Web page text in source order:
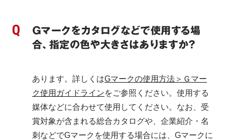
Ｇマークをカタログなどで使用する場
合、指定の色や大きさはありますか？
あります。詳しくはGマークの使用方法＞Ｇマー
ク使用ガイドラインをご参照ください。使用する
媒体などに合わせて使用してください。なお、受
賞対象が含まれる総合カタログや、企業紹介・名
刺などでGマークを使用する場合には、Gマークに